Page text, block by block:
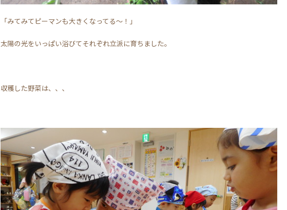
「みてみてピーマンも大きくなってる～！」
太陽の光をいっぱい浴びてそれぞれ立派に育ちました。
収穫した野菜は、、、